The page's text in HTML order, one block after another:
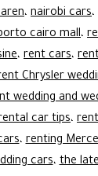
، nairobi cars،
cairo mall،
، rent cars،
Chrysler
wedding and
car tips،
،renting
cars،the